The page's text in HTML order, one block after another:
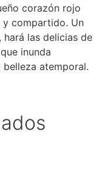
corazón rojo
y compartido. Un
las delicias de
inunda
atemporal.